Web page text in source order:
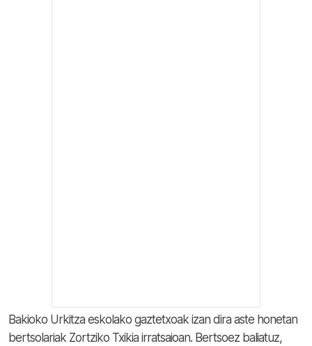
Bakioko Urkitza eskolako gaztetxoak izan dira aste honetan
bertsolariak Zortziko Txikia irratsaioan. Bertsoez baliatuz,